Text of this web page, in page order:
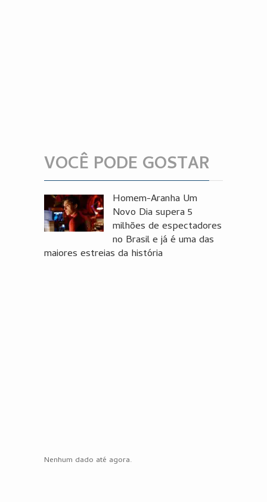
VOCÊ PODE GOSTAR
Homem-Aranha Um
Novo Dia supera 5
milhões de espectadores
no Brasil e já é uma das
maiores estreias da história
Nenhum dado até agora.